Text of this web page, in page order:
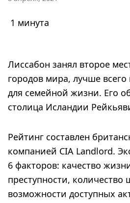
1 минута
Лиссабон занял второе
городов мира, лучше
для семейной жизни. Его
столица Исландии
Рейтинг составлен
компанией CIA Landlord.
6 факторов: качество
преступности, количество
возможности доступных